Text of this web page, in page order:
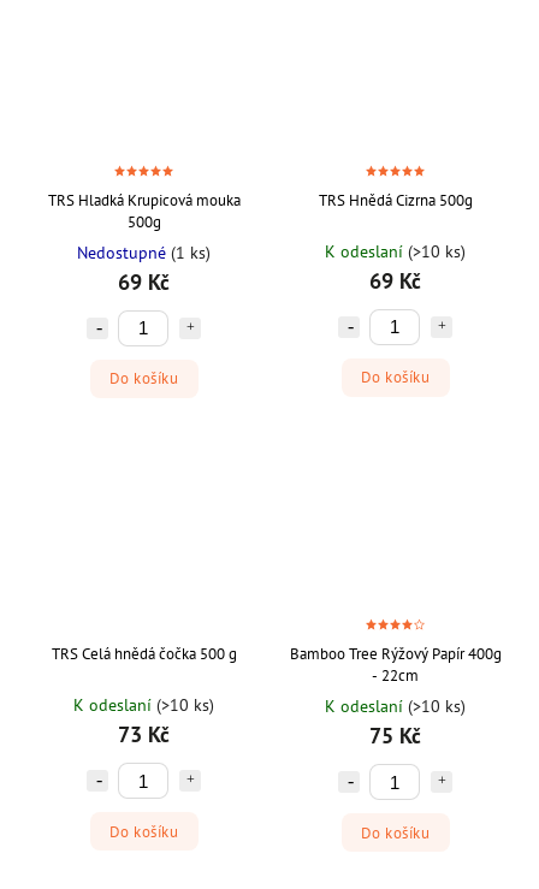
TRS Hladká Krupicová mouka
500g
Nedostupné (1 ks)
69 Kč
Do košíku
TRS Hnědá Cizrna 500g
K odeslaní (>10 ks)
69 Kč
Do košíku
TRS Celá hnědá čočka 500 g
K odeslaní (>10 ks)
73 Kč
Do košíku
Bamboo Tree Rýžový Papír 400g
- 22cm
K odeslaní (>10 ks)
75 Kč
Do košíku